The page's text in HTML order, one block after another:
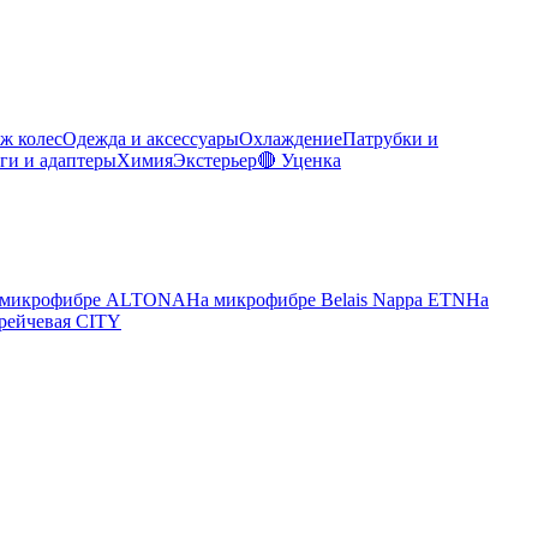
колесОдежда и аксессуарыОхлаждениеПатрубки и
и адаптерыХимияЭкстерьер🔴 Уценка
ALTONAНа микрофибре Belais Nappa ETNНа
CITY